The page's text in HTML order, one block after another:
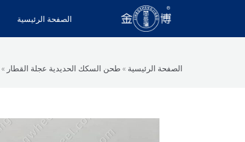
المحتوى
الصفحة الرئيسية
الصفحة الرئيسية » طحن السكك الحديدية عجلة القطار »